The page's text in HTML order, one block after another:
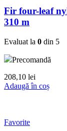
Fir four-leaf
310 m
Evaluat la 0 din 5
Precomandă
208,10 lei
Adaugă în coș
Favorite